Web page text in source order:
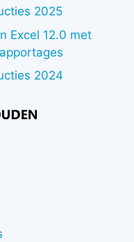
2025
Excel 12.0 met
2024